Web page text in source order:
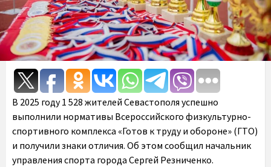
В 2025 году 1 528 жителей Севастополя успешно
выполнили нормативы Всероссийского физкультурно-
спортивного комплекса «Готов к труду и обороне» (ГТО)
и получили знаки отличия. Об этом сообщил начальник
управления спорта города Сергей Резниченко.